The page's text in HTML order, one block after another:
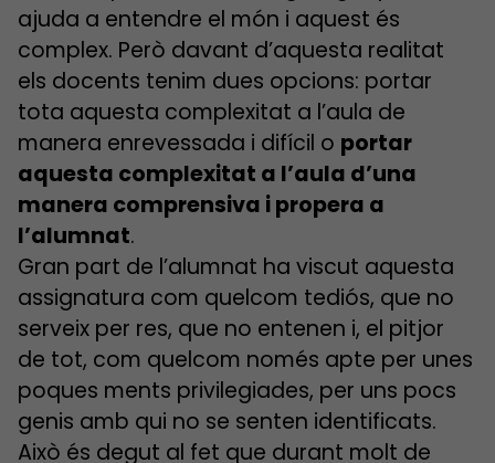
ajuda a entendre el món i aquest és
complex. Però davant d’aquesta realitat
els docents tenim dues opcions: portar
tota aquesta complexitat a l’aula de
manera enrevessada i difícil o portar
aquesta complexitat a l’aula d’una
manera comprensiva i propera a
l’alumnat.
Gran part de l’alumnat ha viscut aquesta
assignatura com quelcom tediós, que no
serveix per res, que no entenen i, el pitjor
de tot, com quelcom només apte per unes
poques ments privilegiades, per uns pocs
genis amb qui no se senten identificats.
Això és degut al fet que durant molt de